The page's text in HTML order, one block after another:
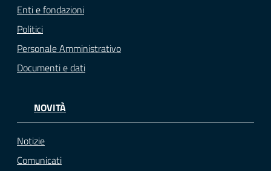
Enti e fondazioni
Politici
Personale Amministrativo
Documenti e dati
NOVITÀ
Notizie
Comunicati